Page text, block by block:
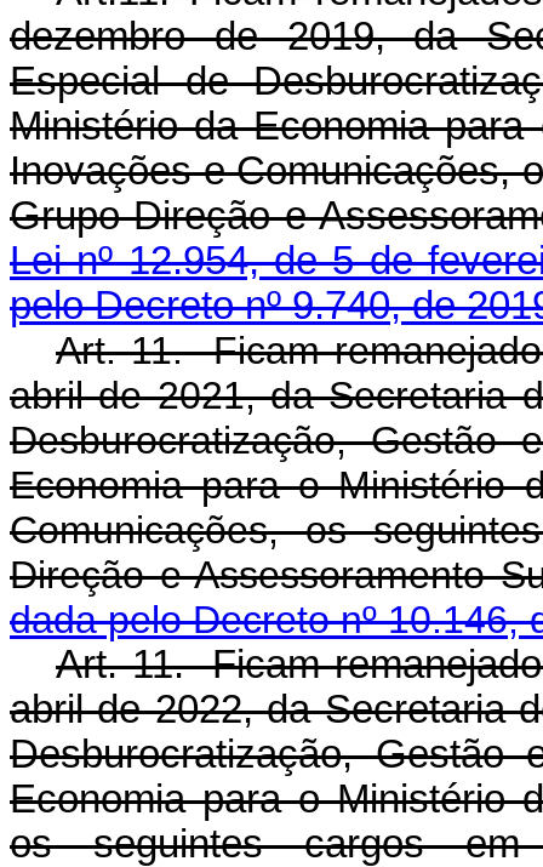
dezembro de 2019, da
Especial de
Ministério da Economia
Inovações e Comunicações,
Grupo-Direção e
Lei nº 12.954, de 5 de
pelo Decreto nº 9.740, de
Art. 11. Ficam
abril de 2021, da Secretaria
Desburocratização,
Economia para o Ministério
Comunicações, os
Direção e
dada pelo Decreto nº 10.146,
Art. 11. Ficam
abril de 2022, da Secretaria
Desburocratização,
Economia para o Ministério
os seguintes cargos em